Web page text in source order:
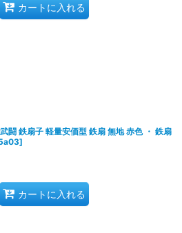
カートに入れる
闘 鉄扇子 軽量安価型 鉄扇 無地 赤色 ・ 鉄扇
]
カートに入れる